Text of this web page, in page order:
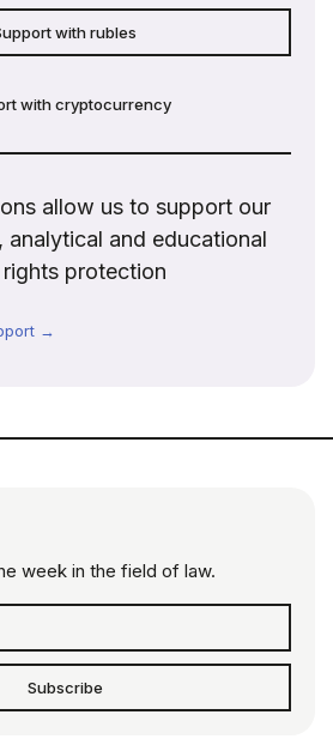
with rubles
with cryptocurrency
allow us to support our
analytical and educational
protection
→
week in the field of law.
Subscribe